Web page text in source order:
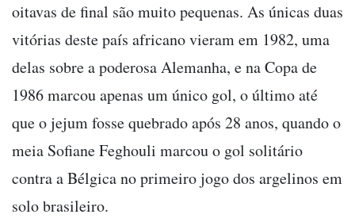
oitavas de final são muito pequenas. As únicas duas
vitórias deste país africano vieram em 1982, uma
delas sobre a poderosa Alemanha, e na Copa de
1986 marcou apenas um único gol, o último até
que o jejum fosse quebrado após 28 anos, quando o
meia Sofiane Feghouli marcou o gol solitário
contra a Bélgica no primeiro jogo dos argelinos em
solo brasileiro.